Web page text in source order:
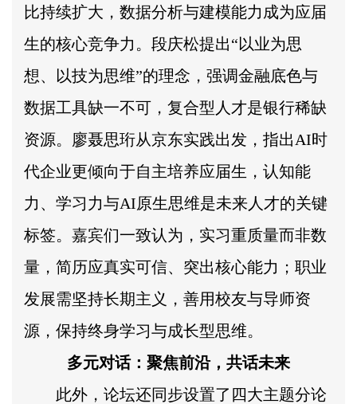
比持续扩大，数据分析与建模能力成为应届
生的核心竞争力。段庆松提出“以业为思
想、以技为思维”的理念，强调金融底色与
数据工具缺一不可，复合型人才是银行稀缺
资源。廖聂思珩从京东实践出发，指出AI时
代企业更倾向于自主培养应届生，认知能
力、学习力与AI原生思维是未来人才的关键
标签。嘉宾们一致认为，实习重质量而非数
量，简历应真实可信、突出核心能力；职业
发展需坚持长期主义，善用校友与导师资
源，保持终身学习与成长型思维。
多元对话：聚焦前沿，共话未来
此外，论坛还同步设置了四大主题分论